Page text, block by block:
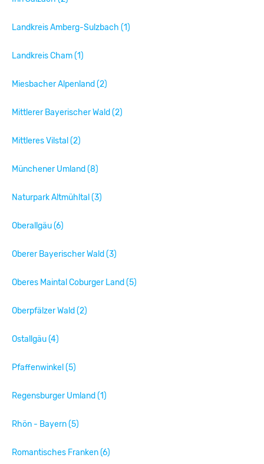
Landkreis Amberg-Sulzbach (1)
Landkreis Cham (1)
Miesbacher Alpenland (2)
Mittlerer Bayerischer Wald (2)
Mittleres Vilstal (2)
Münchener Umland (8)
Naturpark Altmühltal (3)
Oberallgäu (6)
Oberer Bayerischer Wald (3)
Oberes Maintal Coburger Land (5)
Oberpfälzer Wald (2)
Ostallgäu (4)
Pfaffenwinkel (5)
Regensburger Umland (1)
Rhön - Bayern (5)
Romantisches Franken (6)